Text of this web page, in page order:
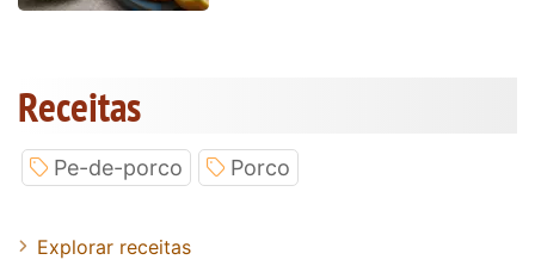
Receitas
Pe-de-porco Porco
Explorar receitas